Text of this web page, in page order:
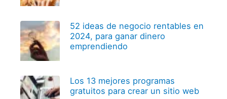
52 ideas de negocio rentables en
2024, para ganar dinero
emprendiendo
Los 13 mejores programas
gratuitos para crear un sitio web